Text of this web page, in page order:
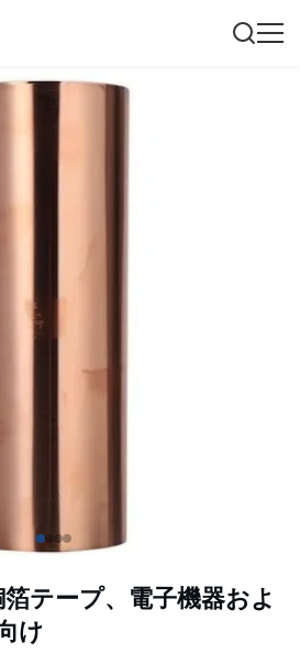
テープ、電子機器およ
け